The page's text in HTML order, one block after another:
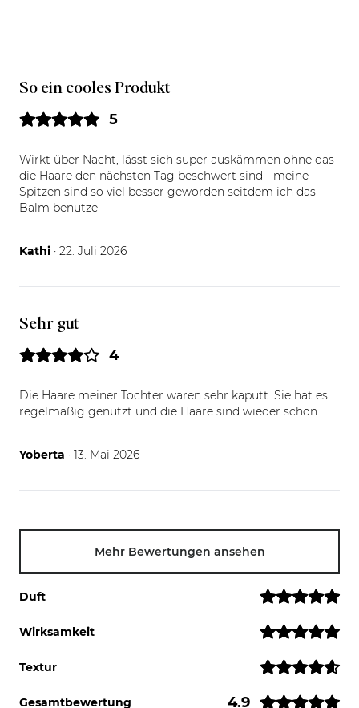
So ein cooles Produkt
5
Wirkt über Nacht, lässt sich super auskämmen ohne das
die Haare den nächsten Tag beschwert sind - meine
Spitzen sind so viel besser geworden seitdem ich das
Balm benutze
Kathi 22.07.26
· 22. Juli 2026
Sehr gut
4
Die Haare meiner Tochter waren sehr kaputt. Sie hat es
regelmäßig genutzt und die Haare sind wieder schön
Yoberta 13.05.26
· 13. Mai 2026
Mehr Bewertungen ansehen
Duft
Wirksamkeit
Textur
Gesamtbewertung 4.9